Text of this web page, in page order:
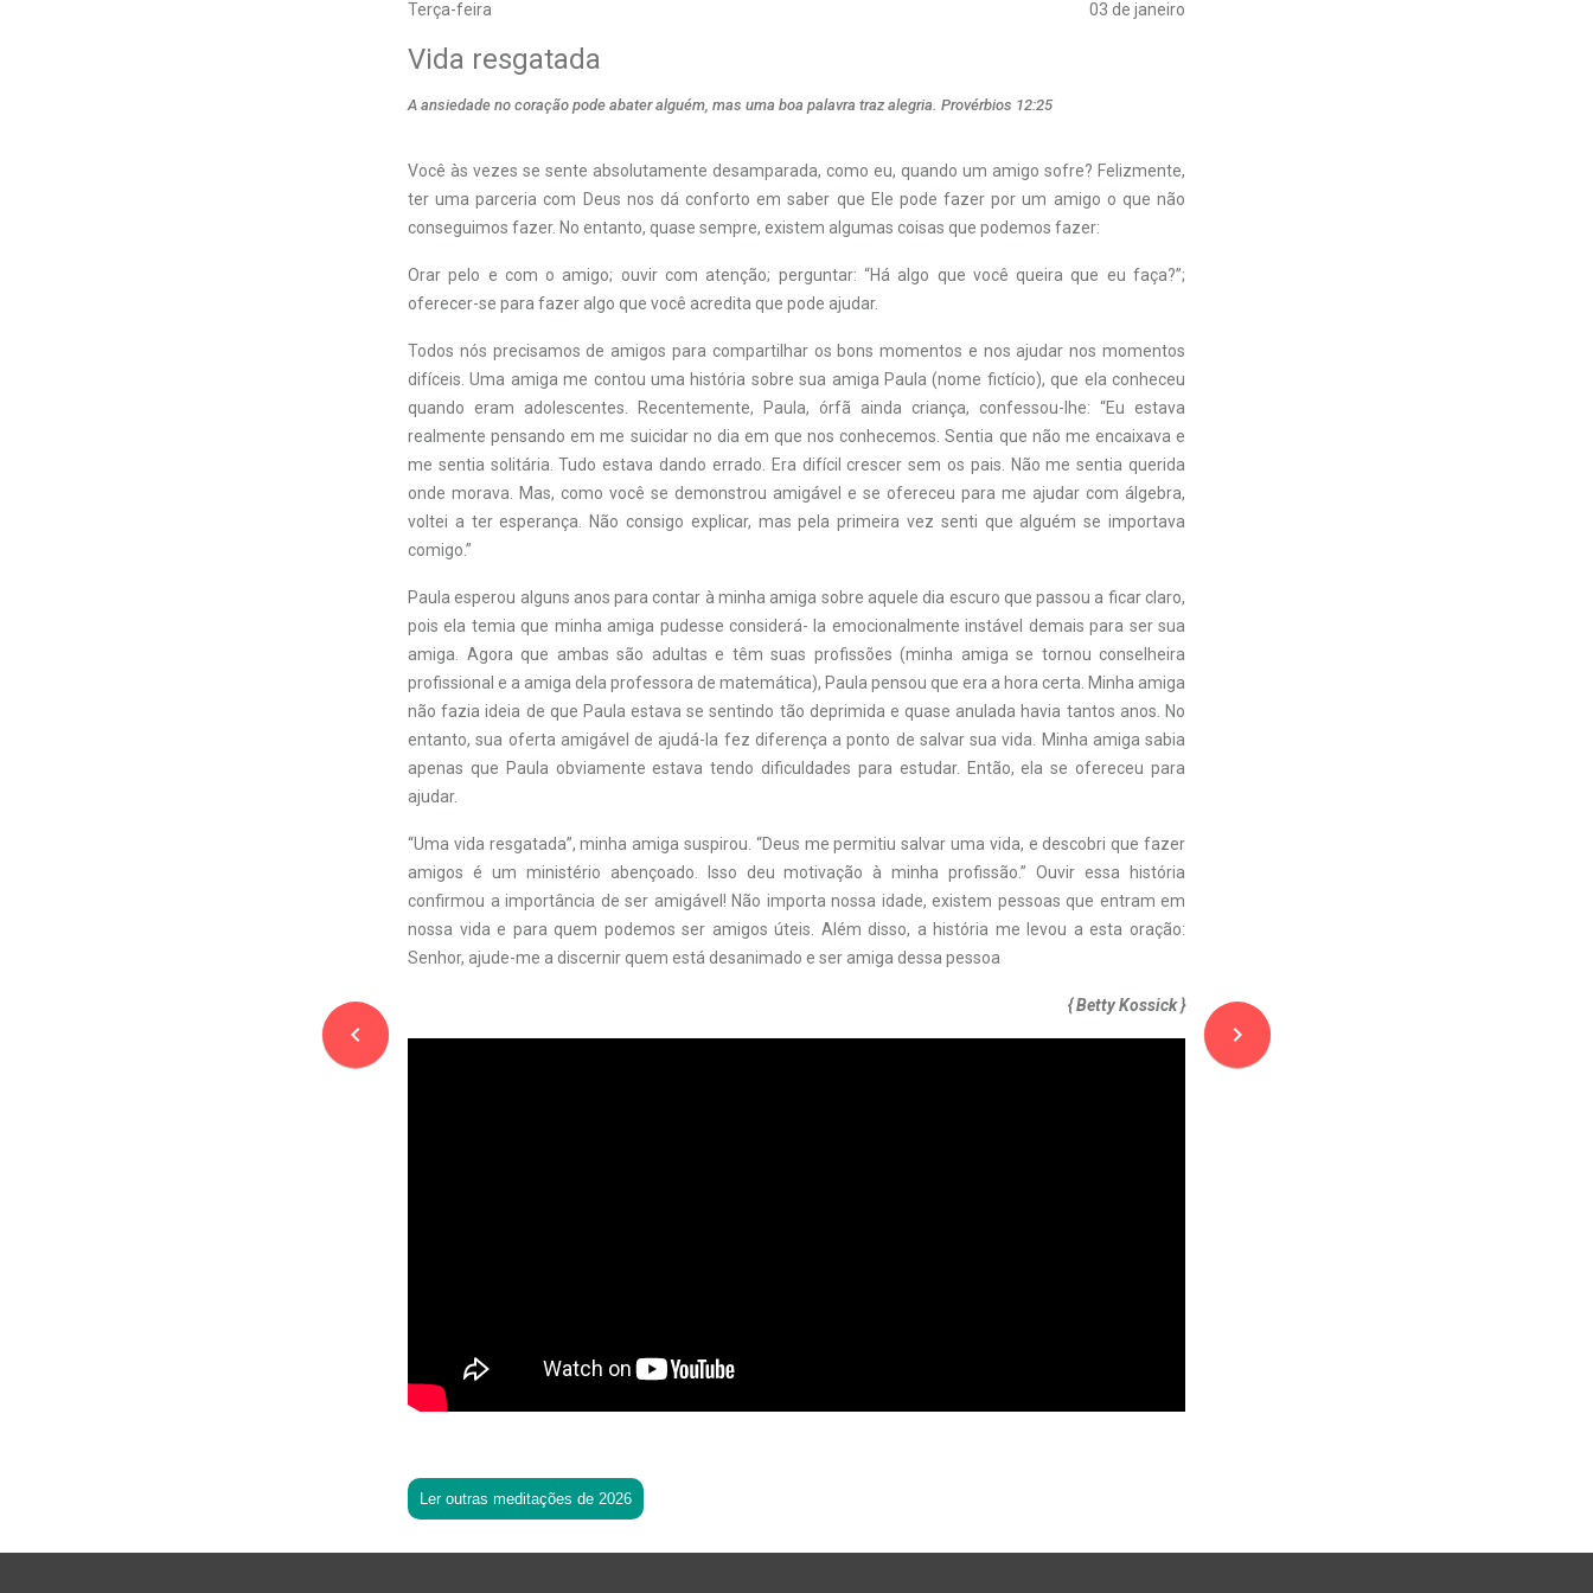
Terça-feira 03 de janeiro
navigate_before
Vida resgatada
A ansiedade no coração pode abater alguém, mas uma boa palavra traz alegria. Provérbios 12:25
Você às vezes se sente absolutamente desamparada, como eu, quando um amigo sofre? Felizmente,
ter uma parceria com Deus nos dá conforto em saber que Ele pode fazer por um amigo o que não
conseguimos fazer. No entanto, quase sempre, existem algumas coisas que podemos fazer:
Orar pelo e com o amigo; ouvir com atenção; perguntar: “Há algo que você queira que eu faça?”;
oferecer-se para fazer algo que você acredita que pode ajudar.
Todos nós precisamos de amigos para compartilhar os bons momentos e nos ajudar nos momentos
difíceis. Uma amiga me contou uma história sobre sua amiga Paula (nome fictício), que ela conheceu
quando eram adolescentes. Recentemente, Paula, órfã ainda criança, confessou-lhe: “Eu estava
realmente pensando em me suicidar no dia em que nos conhecemos. Sentia que não me encaixava e
me sentia solitária. Tudo estava dando errado. Era difícil crescer sem os pais. Não me sentia querida
onde morava. Mas, como você se demonstrou amigável e se ofereceu para me ajudar com álgebra,
voltei a ter esperança. Não consigo explicar, mas pela primeira vez senti que alguém se importava
comigo.”
Paula esperou alguns anos para contar à minha amiga sobre aquele dia escuro que passou a ficar claro,
pois ela temia que minha amiga pudesse considerá- la emocionalmente instável demais para ser sua
amiga. Agora que ambas são adultas e têm suas profissões (minha amiga se tornou conselheira
profissional e a amiga dela professora de matemática), Paula pensou que era a hora certa. Minha amiga
não fazia ideia de que Paula estava se sentindo tão deprimida e quase anulada havia tantos anos. No
entanto, sua oferta amigável de ajudá-la fez diferença a ponto de salvar sua vida. Minha amiga sabia
apenas que Paula obviamente estava tendo dificuldades para estudar. Então, ela se ofereceu para
ajudar.
“Uma vida resgatada”, minha amiga suspirou. “Deus me permitiu salvar uma vida, e descobri que fazer
amigos é um ministério abençoado. Isso deu motivação à minha profissão.” Ouvir essa história
confirmou a importância de ser amigável! Não importa nossa idade, existem pessoas que entram em
nossa vida e para quem podemos ser amigos úteis. Além disso, a história me levou a esta oração:
Senhor, ajude-me a discernir quem está desanimado e ser amiga dessa pessoa
{ Betty Kossick }
Ler outras meditações de 2026
navigate_next